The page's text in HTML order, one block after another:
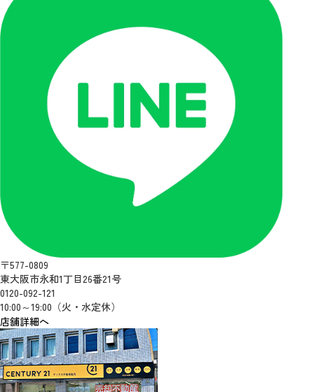
〒577-0809
東大阪市永和1丁目26番21号
0120-092-121
10:00～19:00（火・水定休）
店舗詳細へ